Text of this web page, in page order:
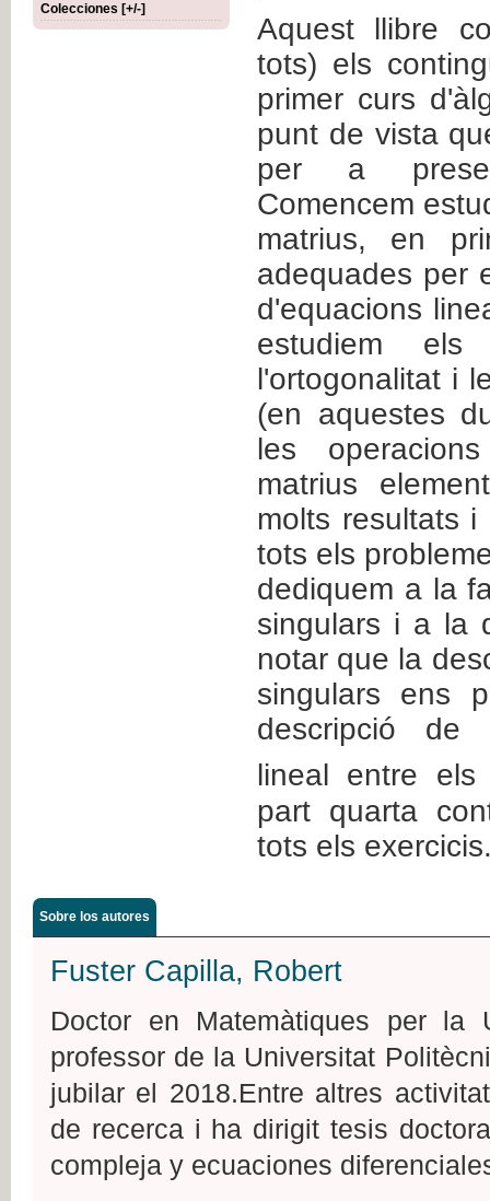
Colecciones [+/-]
Aquest llibre
tots) els
primer curs
punt de vista
per a
Comencem
matrius, en
adequades per
d'equacions
estudiem els
l'ortogonalitat i
(en aquestes
les
matrius
molts resultats
tots els
dediquem a la
singulars i a la
notar que la
singulars ens
descripció de
lineal entre
part quarta
tots els
Sobre los autores
Fuster Capilla, Robert
Doctor en Matemàtiques per la
professor de la Universitat
jubilar el 2018.Entre altres
de recerca i ha dirigit tesis
compleja y ecuaciones